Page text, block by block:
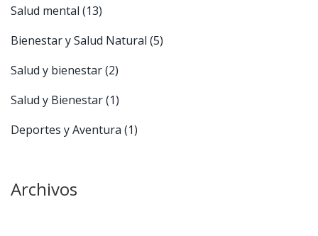
Salud mental (13)
Bienestar y Salud Natural (5)
Salud y bienestar(2)
Salud y Bienestar(1)
Deportes y Aventura (1)
Archivos